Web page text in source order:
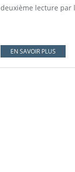
deuxième lecture par
EN SAVOIR PLUS